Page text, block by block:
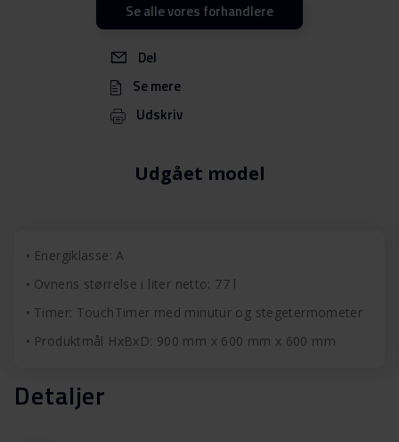
Udgået model
Del
Se mere
Udskriv
Se alle vores forhandlere
Energiklasse: A
Ovnens størrelse i liter netto: 77 l
Timer: TouchTimer med minutur og stegetermometer
Produktmål HxBxD: 900 mm x 600 mm x 600 mm
Detaljer